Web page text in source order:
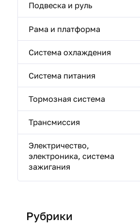
Подвеска и руль
Рама и платформа
Система охлаждения
Система питания
Тормозная система
Трансмиссия
Электричество,
электроника, система
зажигания
Рубрики